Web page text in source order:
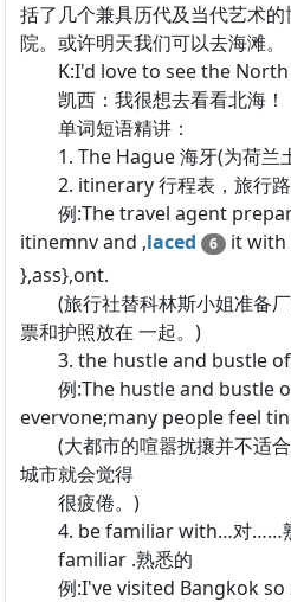
括了几个兼具历代及当代艺术
院。或许明天我们可以去海滩。
K:I'd love to see the North
凯西：我很想去看看北海！
单词短语精讲：
1. The Hague 海牙(为荷兰
2. itinerary 行程表，旅行
例:The travel agent
itinemnv and ,laced 6
it with
},ass},ont.
(旅行社替科林斯小姐准备厂
票和护照放在 一起。)
3. the hustle and bustle
例:The hustle and bustle
evervone;many people feel
(大都市的喧嚣扰攘并不适合
城市就会觉得
很疲倦。)
4. be familiar with…对……
familiar .熟悉的
例:I've visited Bangkok so